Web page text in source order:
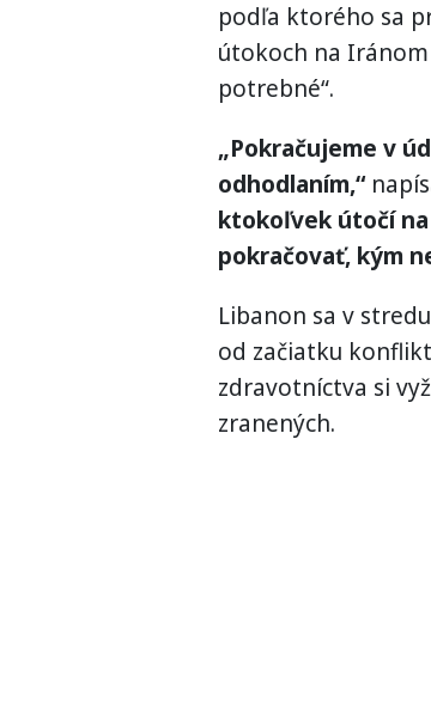
podľa ktorého sa
útokoch na
potrebné“.
„Pokračujeme v
odhodlaním,“
ktokoľvek útočí na
pokračovať, kým
Libanon sa v
od začiatku
zdravotníctva si
zranených.